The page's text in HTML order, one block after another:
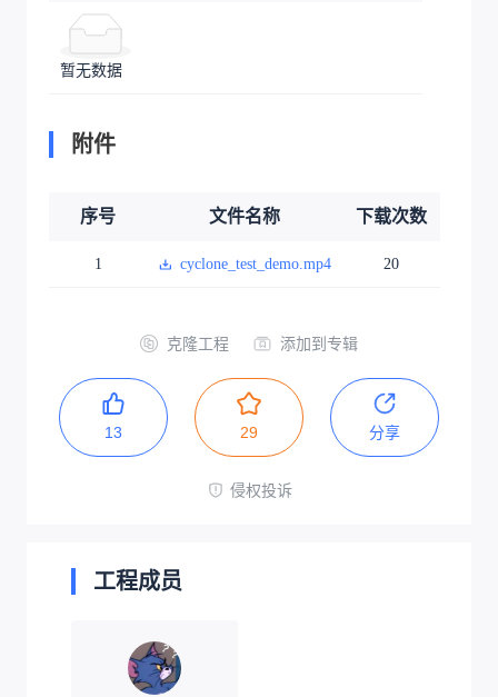
暂无数据
附件
序号 文件名称 下载次数
1 cyclone_test_demo.mp4 20
克隆工程 添加到专辑
13 29 分享
侵权投诉
工程成员